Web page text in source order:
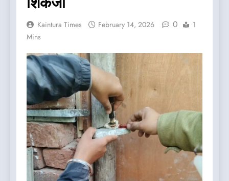
Kaintura Times February 14, 2026 0
1
Mins